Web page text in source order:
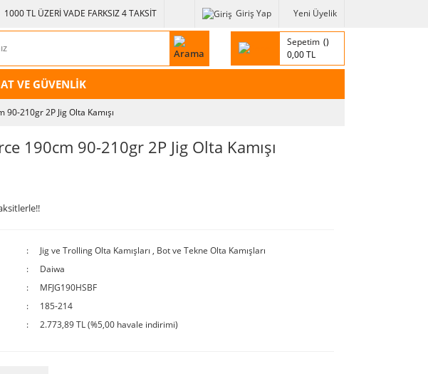
1000 TL ÜZERİ VADE FARKSIZ 4 TAKSİT Giriş Yap Yeni Üyelik
Sepetim
0,00 TL
VE GÜVENLİK
210gr 2P Jig Olta Kamışı
190cm 90-210gr 2P Jig Olta Kamışı
Jig ve Trolling Olta Kamışları , Bot ve Tekne Olta Kamışları
Daiwa
MFJG190HSBF
185-214
2.773,89 TL (%5,00 havale indirimi)